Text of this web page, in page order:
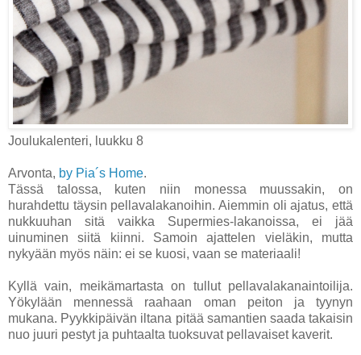
Joulukalenteri, luukku 8
Arvonta, by Pia´s Home.
Tässä talossa, kuten niin monessa muussakin, on
hurahdettu täysin pellavalakanoihin. Aiemmin oli ajatus, että
nukkuuhan sitä vaikka Supermies-lakanoissa, ei jää
uinuminen siitä kiinni. Samoin ajattelen vieläkin, mutta
nykyään myös näin: ei se kuosi, vaan se materiaali!
Kyllä vain, meikämartasta on tullut pellavalakanaintoilija.
Yökylään mennessä raahaan oman peiton ja tyynyn
mukana. Pyykkipäivän iltana pitää samantien saada takaisin
nuo juuri pestyt ja puhtaalta tuoksuvat pellavaiset kaverit.